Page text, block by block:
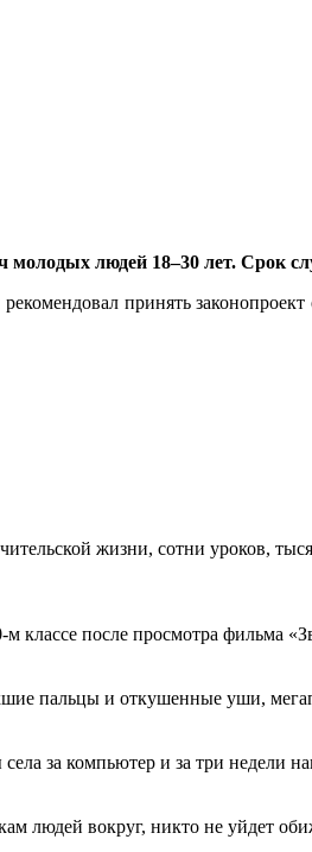
людей 18–30 лет. Срок
принять законопроект
жизни, сотни уроков,
классе после просмотра фильма
пальцы и откушенные уши,
за компьютер и за три недели
людей вокруг, никто не уйдет